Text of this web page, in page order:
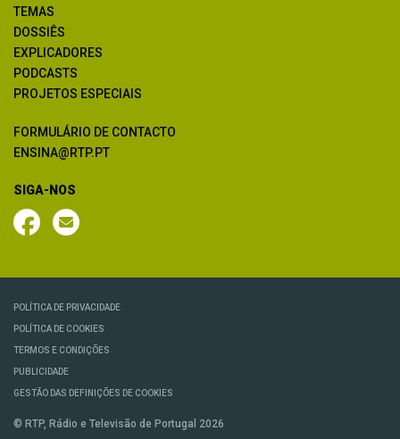
TEMAS
DOSSIÊS
EXPLICADORES
PODCASTS
PROJETOS ESPECIAIS
FORMULÁRIO DE CONTACTO
ENSINA@RTP.PT
SIGA-NOS
POLÍTICA DE PRIVACIDADE
POLÍTICA DE COOKIES
TERMOS E CONDIÇÕES
PUBLICIDADE
GESTÃO DAS DEFINIÇÕES DE COOKIES
© RTP, Rádio e Televisão de Portugal 2026